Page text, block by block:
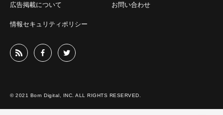
広告掲載について お問い合わせ
情報セキュリティポリシー
© 2021 Born Digital, INC. ALL RIGHTS RESERVED.